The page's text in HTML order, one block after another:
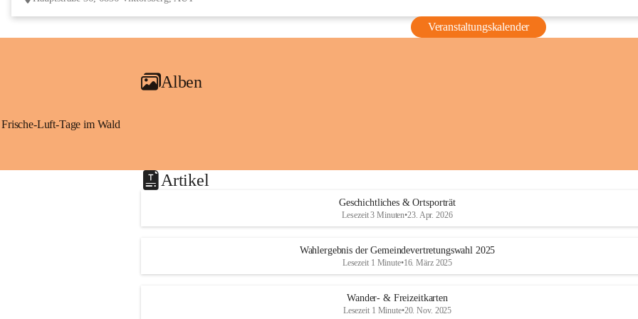
Veranstaltungskalender
Alben
Frische-Luft-Tage im Wald
Artikel
Geschichtliches & Ortsporträt
Lesezeit 3 Minuten•23. Apr. 2026
Wahlergebnis der Gemeindevertretungswahl 2025
Lesezeit 1 Minute•16. März 2025
Wander- & Freizeitkarten
Lesezeit 1 Minute•20. Nov. 2025